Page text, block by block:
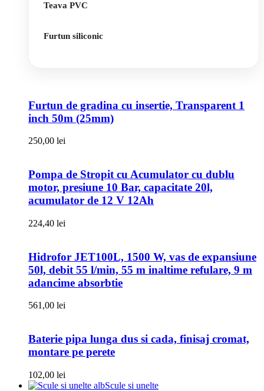
Teava PVC
Furtun siliconic
Furtun de gradina cu insertie, Transparent 1
inch 50m (25mm)
250,00 lei
Pompa de Stropit cu Acumulator cu dublu
motor, presiune 10 Bar, capacitate 20l,
acumulator de 12 V 12Ah
224,40 lei
Hidrofor JET100L, 1500 W, vas de expansiune
50l, debit 55 l/min, 55 m inaltime refulare, 9 m
adancime absorbtie
561,00 lei
Baterie pipa lunga dus si cada, finisaj cromat,
montare pe perete
102,00 lei
Scule si unelte